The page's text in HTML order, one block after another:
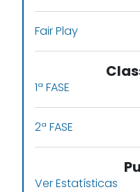
Fair Play
1ª FASE
2ª FASE
Ver Estatísticas